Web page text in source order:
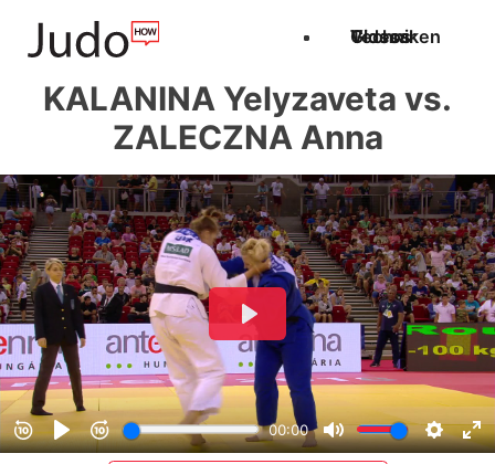
Techniken
Videos
Glossar
KALANINA Yelyzaveta vs.
ZALECZNA Anna